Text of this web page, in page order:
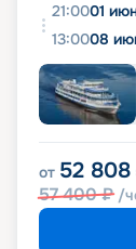
21:0001
13:0008
от 52 808
57 400₽ /